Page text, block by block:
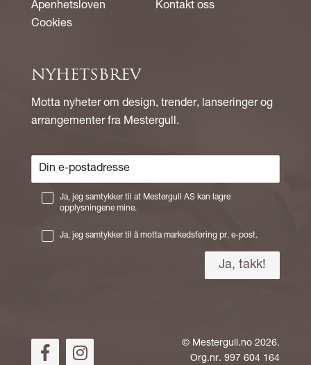
Åpenhetsloven
Cookies
Kontakt oss
NYHETSBREV
Motta nyheter om design, trender, lanseringer og
arrangementer fra Mestergull.
Ja, jeg samtykker til at Mestergull AS kan lagre
opplysningene mine.
Ja, jeg samtykker til å motta markedsføring pr. e-post.
© Mestergull.no 2026.
Org.nr. 997 604 164